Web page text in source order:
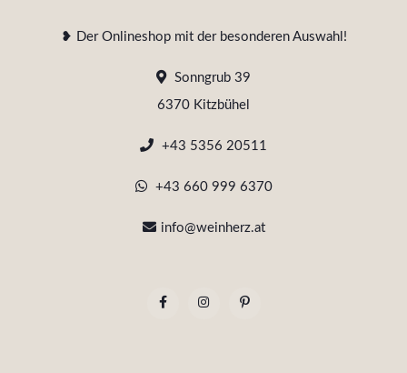
❥ Der Onlineshop mit der besonderen Auswahl!
Sonngrub 39
6370 Kitzbühel
+43 5356 20511
+43 660 999 6370
info@weinherz.at